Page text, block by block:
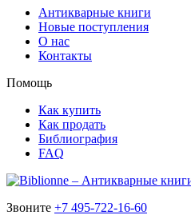
Антикварные книги
Новые поступления
О нас
Контакты
Помощь
Как купить
Как продать
Библиография
FAQ
Звоните +7 495-722-16-60